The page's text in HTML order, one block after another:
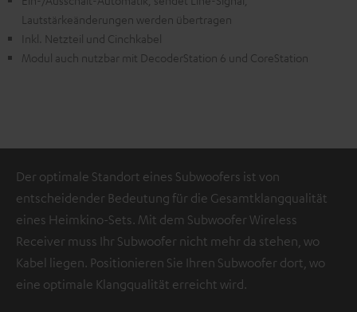
Lautstärkeänderungen werden übertragen
Inkl. Netzteil und Cinchkabel
Modul auch nutzbar mit DecoderStation 6 und CoreStation
Der optimale Standort eines Subwoofers ist von
entscheidender Bedeutung für die Gesamtklangqualität
eines Heimkino-Sets. Mit dem Subwoofer Wireless
Receiver muss Ihr Subwoofer nicht mehr da stehen, wo
Kabel liegen. Positionieren Sie Ihren Subwoofer dort, wo
eine optimale Klangqualität erreicht wird.